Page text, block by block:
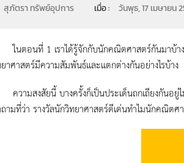
สุภัตรา ทรัพย์อุปการ เมื่อ : วันพุธ, 17 เมษายน
นตอนที่ 1 เราได้รู้จักกับนักคณิตศาสตร์กันมาบ้า
าศาสตร์มีความสัมพันธ์และแตกต่างกันอย่างไรบ้าง
วามสงสัยนี้ บางครั้งก็เป็นประเด็นถกเถียงกันอยู่
ามที่ว่า รางวัลนักวิทยาศาสตร์ดีเด่นทำไมนักคณิตศ